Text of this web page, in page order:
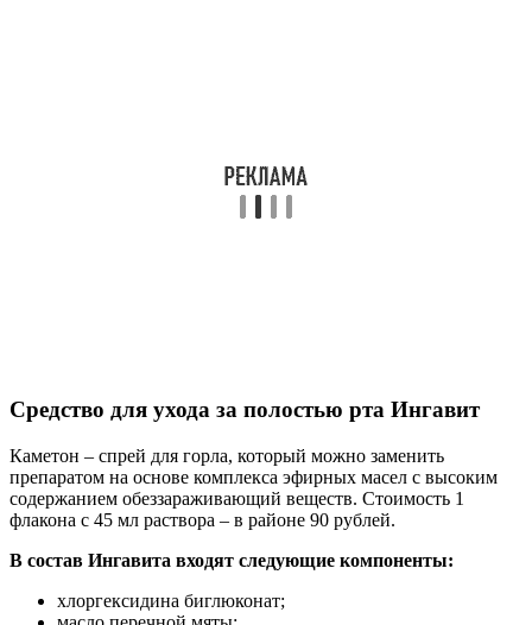
Средство для ухода за полостью рта Ингавит
Каметон – спрей для горла, который можно заменить
препаратом на основе комплекса эфирных масел с высоким
содержанием обеззараживающий веществ. Стоимость 1
флакона с 45 мл раствора – в районе 90 рублей.
В состав Ингавита входят следующие компоненты:
хлоргексидина биглюконат;